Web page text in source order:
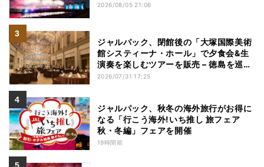
2026/08/05 21:06
ジャルパック、閉館後の「大塚国際美術
館システィーナ・ホール」で夕食会&生
演奏を楽しむツアーを販売 – 徳島を巡る
5つのコース
2026/07/31 17:25
ジャルパック、秋冬の海外旅行がお得に
なる「行こう海外!いち推し 旅フェア
秋・冬編」フェアを開催
19時間前